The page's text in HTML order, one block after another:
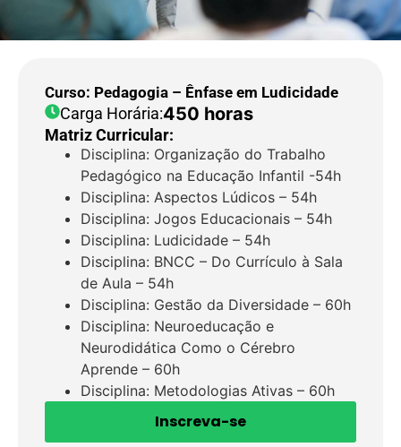
Curso: Pedagogia – Ênfase em Ludicidade
Carga Horária:450 horas
Matriz Curricular:
Disciplina: Organização do Trabalho
Pedagógico na Educação Infantil -54h
Disciplina: Aspectos Lúdicos – 54h
Disciplina: Jogos Educacionais – 54h
Disciplina: Ludicidade – 54h
Disciplina: BNCC – Do Currículo à Sala
de Aula – 54h
Disciplina: Gestão da Diversidade – 60h
Disciplina: Neuroeducação e
Neurodidática Como o Cérebro
Aprende – 60h
Disciplina: Metodologias Ativas – 60h
Inscreva-se